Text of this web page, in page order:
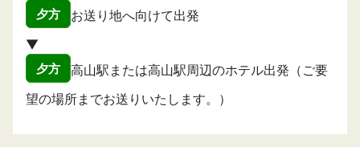
夕方
お送り地へ向けて出発
▼
夕方
高山駅または高山駅周辺のホテル出発（ご要
望の場所までお送りいたします。）